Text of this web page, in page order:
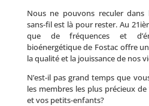
Nous ne pouvons reculer dans
sans-fil est là pour rester. Au
que de fréquences et
bioénergétique de Fostac offre
la qualité et la jouissance de nos
N’est-il pas grand temps que
les membres les plus précieux
et vos petits-enfants?